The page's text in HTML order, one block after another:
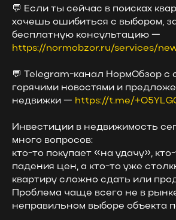
💬 Если ты сейчас в поисках
хочешь ошибиться с выбором,
бесплатную консультацию —
https://normobzor.ru/services/
💬 Telegram-канал НормОбзор с
горячими новостями и
недвижки — https://t.me/
Инвестиции в недвижимость
много вопросов:
кто-то покупает «на удачу»,
падения цен, а кто-то уже
квартиру сложно сдать или
Проблема чаще всего не в
неправильном выборе объекта